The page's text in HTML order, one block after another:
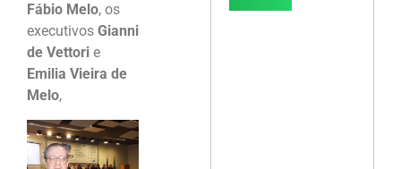
Fábio Melo, os
executivos Gianni
de Vettori e
Emilia Vieira de
Melo,